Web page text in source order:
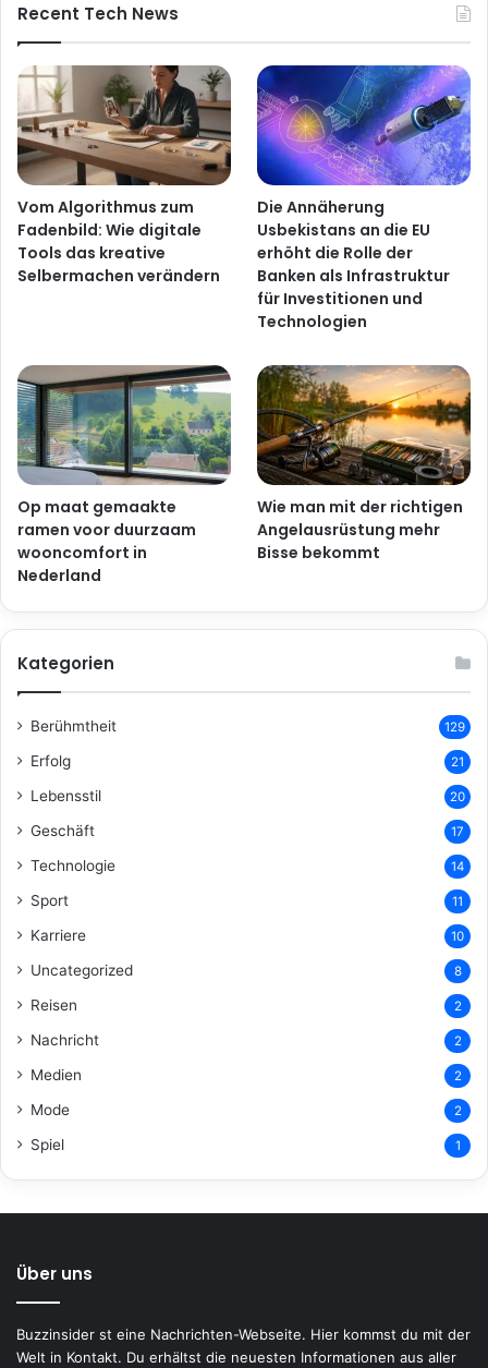
Recent Tech News
Vom Algorithmus zum
Fadenbild: Wie digitale
Tools das kreative
Selbermachen verändern
Die Annäherung
Usbekistans an die EU
erhöht die Rolle der
Banken als Infrastruktur
für Investitionen und
Technologien
Op maat gemaakte
ramen voor duurzaam
wooncomfort in
Nederland
Wie man mit der richtigen
Angelausrüstung mehr
Bisse bekommt
Kategorien
Berühmtheit 129
Erfolg 21
Lebensstil 20
Geschäft 17
Technologie 14
Sport 11
Karriere 10
Uncategorized 8
Reisen 2
Nachricht 2
Medien 2
Mode 2
Spiel 1
Über uns
Buzzinsider st eine Nachrichten-Webseite. Hier kommst du mit der
Welt in Kontakt. Du erhältst die neuesten Informationen aus aller